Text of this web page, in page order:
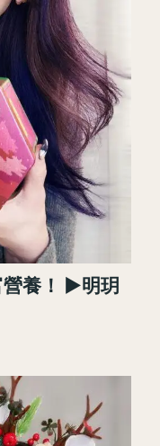
養！ ►明玥